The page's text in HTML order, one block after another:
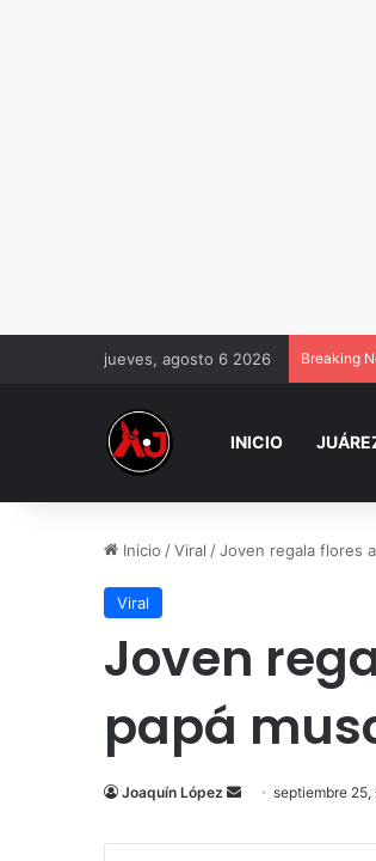
jueves, agosto 6 2026 Breaking
INICIO
Inicio /Viral /Joven regala flores
Viral
Joven
papá
Joaquín López
Send
email
septiembre 25,